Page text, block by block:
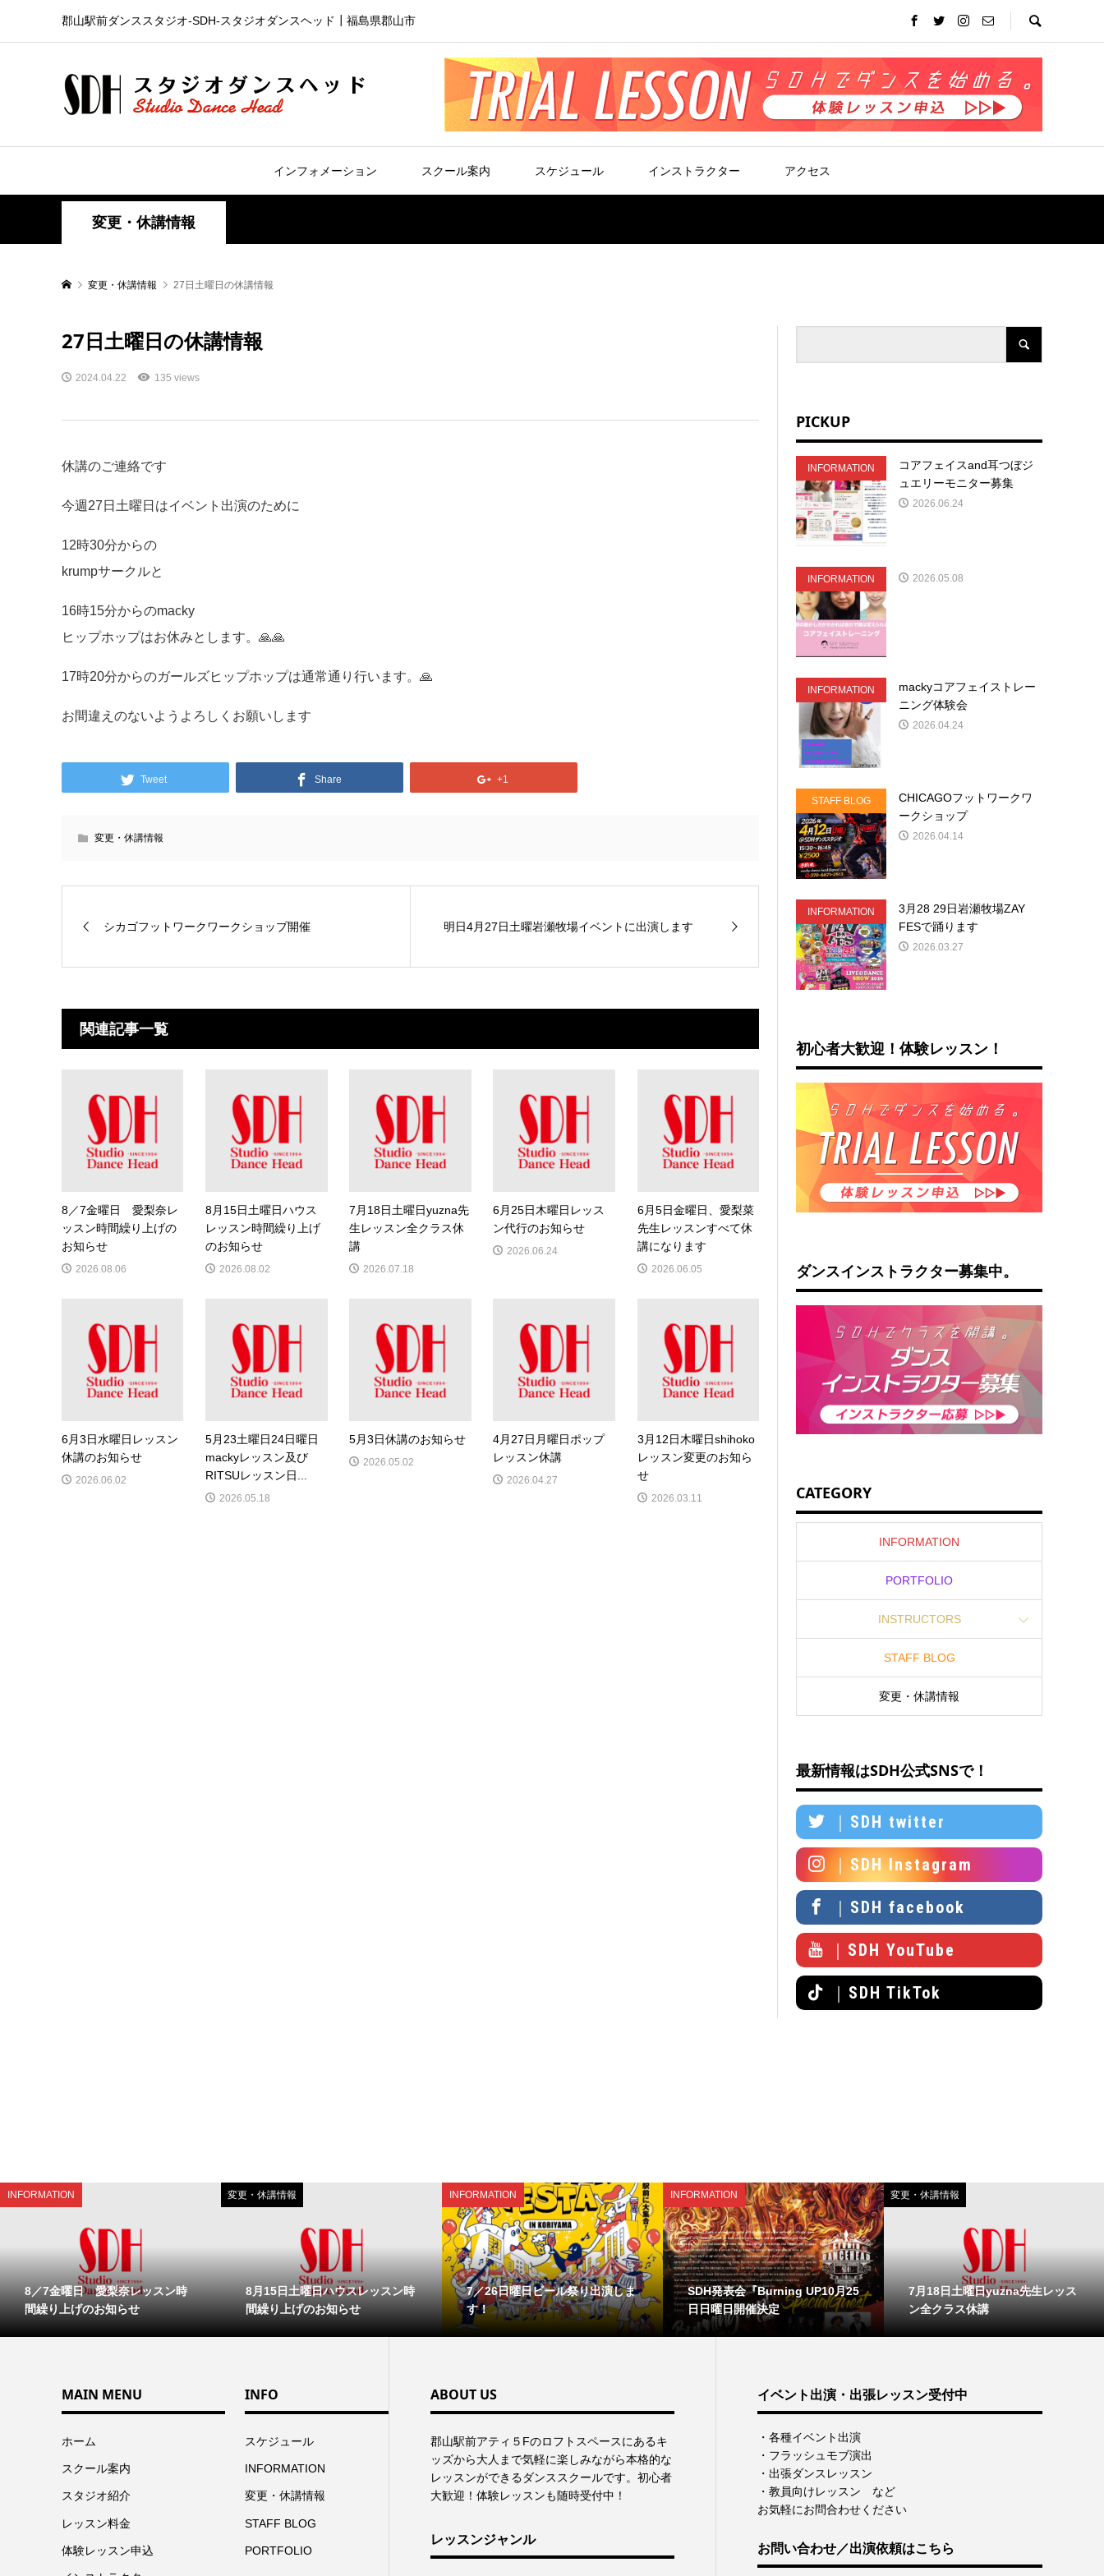
郡山駅前ダンススタジオ-SDH‐スタジオダンスヘッド┃福島県郡山市
インフォメーション スクール案内 スケジュール インストラクター アクセス
変更・休講情報
変更・休講情報 27日土曜日の休講情報
27日土曜日の休講情報
2024.04.22 135 views
休講のご連絡です
今週27日土曜日はイベント出演のために
12時30分からの
krumpサークルと
16時15分からのmacky
ヒップホップはお休みとします。🙏🙏
17時20分からのガールズヒップホップは通常通り行います。🙏
お間違えのないようよろしくお願いします
Tweet Share +1
変更・休講情報
シカゴフットワークワークショップ開催 明日4月27日土曜岩瀬牧場イベントに出演します
関連記事一覧
8／7金曜日 愛梨奈レ
ッスン時間繰り上げの
お知らせ
2026.08.06
8月15日土曜日ハウス
レッスン時間繰り上げ
のお知らせ
2026.08.02
7月18日土曜日yuzna先
生レッスン全クラス休
講
2026.07.18
6月25日木曜日レッス
ン代行のお知らせ
2026.06.24
6月5日金曜日、愛梨菜
先生レッスンすべて休
講になります
2026.06.05
6月3日水曜日レッスン
休講のお知らせ
2026.06.02
5月23土曜日24日曜日
mackyレッスン及び
RITSUレッスン日...
2026.05.18
5月3日休講のお知らせ
2026.05.02
4月27日月曜日ポップ
レッスン休講
2026.04.27
3月12日木曜日shihoko
レッスン変更のお知ら
せ
2026.03.11
PICKUP
INFORMATION
コアフェイスand耳つぼジ
ュエリーモニター募集
2026.06.24
INFORMATION 2026.05.08
INFORMATION
mackyコアフェイストレー
ニング体験会
2026.04.24
STAFF BLOG
CHICAGOフットワークワ
ークショップ
2026.04.14
INFORMATION
3月28 29日岩瀬牧場ZAY
FESで踊ります
2026.03.27
初心者大歓迎！体験レッスン！
ダンスインストラクター募集中。
CATEGORY
INFORMATION
PORTFOLIO
INSTRUCTORS
STAFF BLOG
変更・休講情報
最新情報はSDH公式SNSで！
｜SDH twitter
｜SDH Instagram
｜SDH facebook
｜SDH YouTube
｜SDH TikTok
INFORMATION
8／7金曜日 愛梨奈レッスン時
間繰り上げのお知らせ
変更・休講情報
8月15日土曜日ハウスレッスン時
間繰り上げのお知らせ
INFORMATION
7／26日曜日ビール祭り出演しま
す！
INFORMATION
SDH発表会『Burning UP10月25
日日曜日開催決定
変更・休講情報
7月18日土曜日yuzna先生レッス
ン全クラス休講
MAIN MENU
ホーム
スクール案内
スタジオ紹介
レッスン料金
体験レッスン申込
INFO
スケジュール
INFORMATION
変更・休講情報
STAFF BLOG
PORTFOLIO
ABOUT US
郡⼭駅前アティ５Fのロフトスペースにあるキ
ッズから⼤⼈まで気軽に楽しみながら本格的な
レッスンができるダンススクールです。初心者
大歓迎！体験レッスンも随時受付中！
レッスンジャンル
イベント出演・出張レッスン受付中
・各種イベント出演
・フラッシュモブ演出
・出張ダンスレッスン
・教員向けレッスン など
お気軽にお問合わせください
お問い合わせ／出演依頼はこちら